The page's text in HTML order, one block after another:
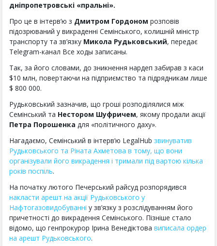
дніпропетровські «пральні».
Про це в інтерв’ю з Дмитром Гордоном розповів
підозрюваний у викраденні Семінського, колишній міністр
транспорту та зв’язку Микола Рудьковський, передає
Telegram-канал Все ходы записаны.
Так, за його словами, до зникнення нардеп забирав з каси
$10 млн, повертаючи на підприємство та підрядникам лише
$ 800 000.
Рудьковський зазначив, що гроші розподілялися між
Семінський та Нестором Шуфричем, якому продали акції
Петра Порошенка для «політичного даху».
Нагадаємо, Семінський в інтерв’ю LegalHub звинуватив
Рудьковського та Ріната Ахметова в тому, що вони
організували його викрадення і тримали під вартою кілька
років поспіль.
На початку лютого Печерський райсуд розпорядився
накласти арешт на акції Рудьковського у
Нафтогазовидобуванні у зв’язку з розслідуванням його
причетності до викрадення Семінського. Пізніше стало
відомо, що генпрокурор Ірина Венедіктова виписала ордер
на арешт Рудьковського.